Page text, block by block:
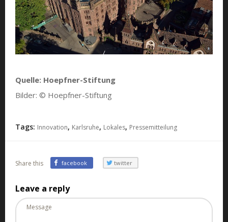
Quelle: Hoepfner-Stiftung
Bilder: © Hoepfner-Stiftung
Tags: Innovation, Karlsruhe, Lokales, Pressemitteilung
Share this facebook twitter
Leave a reply